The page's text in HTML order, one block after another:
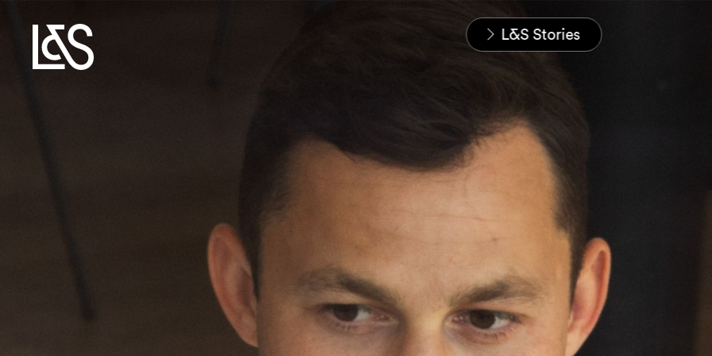
Home
Carrières
L&S Stories